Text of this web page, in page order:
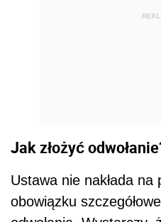
Jak złożyć
Ustawa nie nakłada na
obowiązku